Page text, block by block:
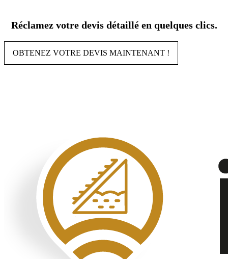
contenu
Réclamez votre devis détaillé en quelques clics.
OBTENEZ VOTRE DEVIS MAINTENANT !